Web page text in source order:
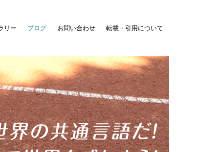
リー ブログ お問い合わせ 転載・引用について